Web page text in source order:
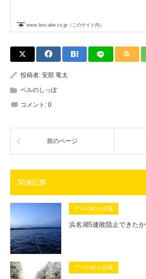
www.bss-abe.co.jp（このサイト内）
投稿者: 安部 竜太
ベルのしっぽ
コメント: 0
前のページ
関連記事
アベの釣り自慢
浜名湖5連敗阻止できたか
アベの釣り自慢